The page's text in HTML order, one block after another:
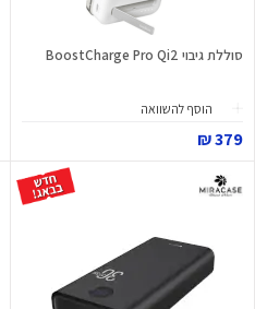
סוללת גיבוי BoostCharge Pro Qi2
הוסף להשוואה
379 ₪